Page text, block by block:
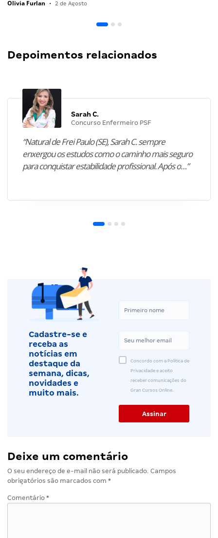
Olivia Furlan • 2 de Agosto
Depoimentos relacionados
Sarah C.
Concurso Enfermeiro PSF
“Natural de Frei Paulo (SE), Sarah C. sempre
enxergou os estudos como o caminho mais seguro
para conquistar estabilidade profissional. Após o…”
Cadastre-se e
receba as
notícias em
destaque da
semana, dicas,
novidades e
muito mais.
Concordo com a Política de
Privacidade e aceito
receber comunicações do
Gran Cursos Online.
Deixe um comentário
O seu endereço de e-mail não será publicado. Campos
obrigatórios são marcados com *
Comentário *